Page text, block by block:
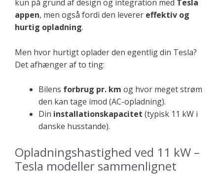
kun på grund af design og integration med Tesla
appen, men også fordi den leverer effektiv og
hurtig opladning.
Men hvor hurtigt oplader den egentlig din Tesla?
Det afhænger af to ting:
Bilens forbrug pr. km og hvor meget strøm
den kan tage imod (AC-opladning).
Din installationskapacitet (typisk 11 kW i
danske husstande).
Opladningshastighed ved 11 kW –
Tesla modeller sammenlignet